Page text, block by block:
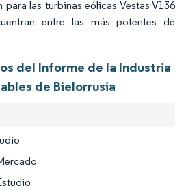
las turbinas eólicas Vestas V136
entre las más potentes de
del Informe de la Industria
de Bielorrusia